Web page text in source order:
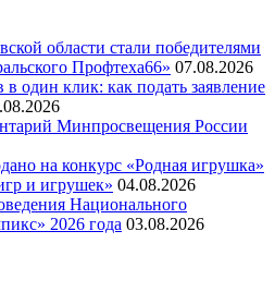
области стали победителями
Профтеха66» 07.08.2026
в один клик: как подать заявление
Минпросвещения России
на конкурс «Родная игрушка»
и игрушек» 04.08.2026
Национального
2026 года 03.08.2026